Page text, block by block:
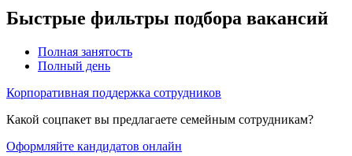
Быстрые фильтры подбора вакансий
Полная занятость
Полный день
Корпоративная поддержка сотрудников
Какой соцпакет вы предлагаете семейным сотрудникам?
Оформляйте кандидатов онлайн